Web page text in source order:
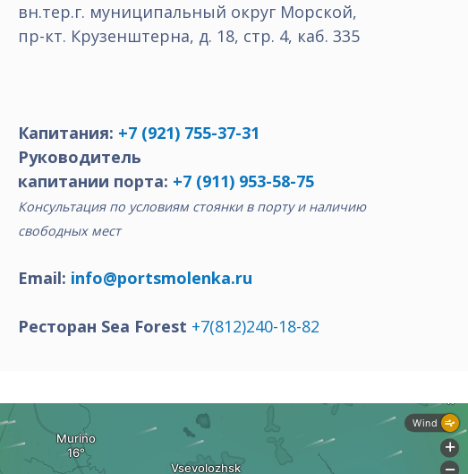
вн.тер.г. муниципальный округ Морской,
пр-кт. Крузенштерна, д. 18, стр. 4, каб. 335
Капитания: +7 (921) 755-37-31
Руководитель
капитании порта: +7 (911) 953-58-75
Консультация по условиям стоянки в порту и наличию
свободных мест
Email: info@portsmolenka.ru
Ресторан Sea Forest +7(812)240-18-82